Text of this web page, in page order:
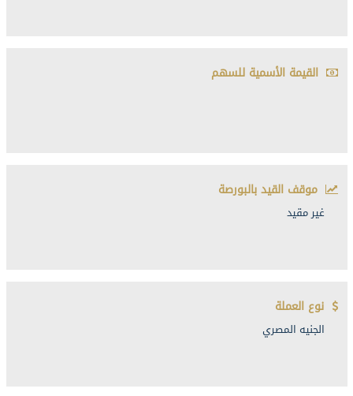
القيمة الأسمية للسهم
موقف القيد بالبورصة
غير مقيد
نوع العملة
الجنيه المصري